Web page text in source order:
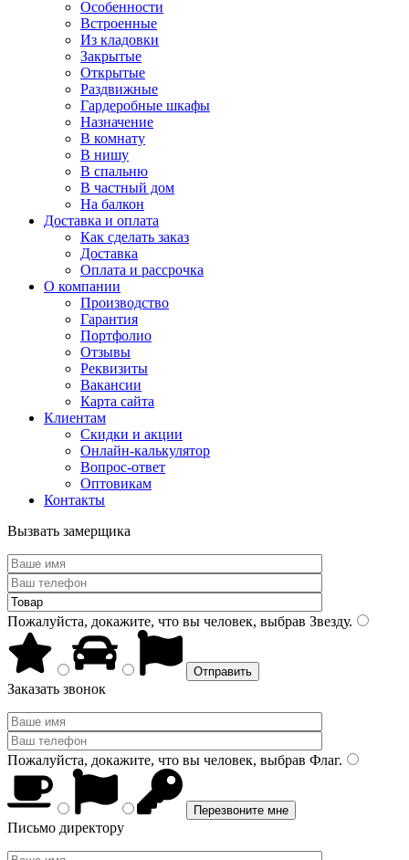
Особенности
Встроенные
Из кладовки
Закрытые
Открытые
Раздвижные
Гардеробные шкафы
Назначение
В комнату
В нишу
В спальню
В частный дом
На балкон
Доставка и оплата
Как сделать заказ
Доставка
Оплата и рассрочка
О компании
Производство
Гарантия
Портфолио
Отзывы
Реквизиты
Вакансии
Карта сайта
Клиентам
Скидки и акции
Онлайн-калькулятор
Вопрос-ответ
Оптовикам
Контакты
Вызвать замерщика
Пожалуйста, докажите, что вы человек, выбрав Звезду.
Заказать звонок
Пожалуйста, докажите, что вы человек, выбрав Флаг.
Письмо директору